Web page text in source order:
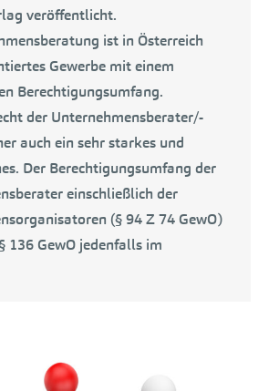
veröffentlicht.
ist in Österreich
Gewerbe mit einem
Berechtigungsumfang.
der Unternehmensberater/-
auch ein sehr starkes und
Der Berechtigungsumfang der
einschließlich der
(§ 94 Z 74 GewO)
136 GewO jedenfalls im